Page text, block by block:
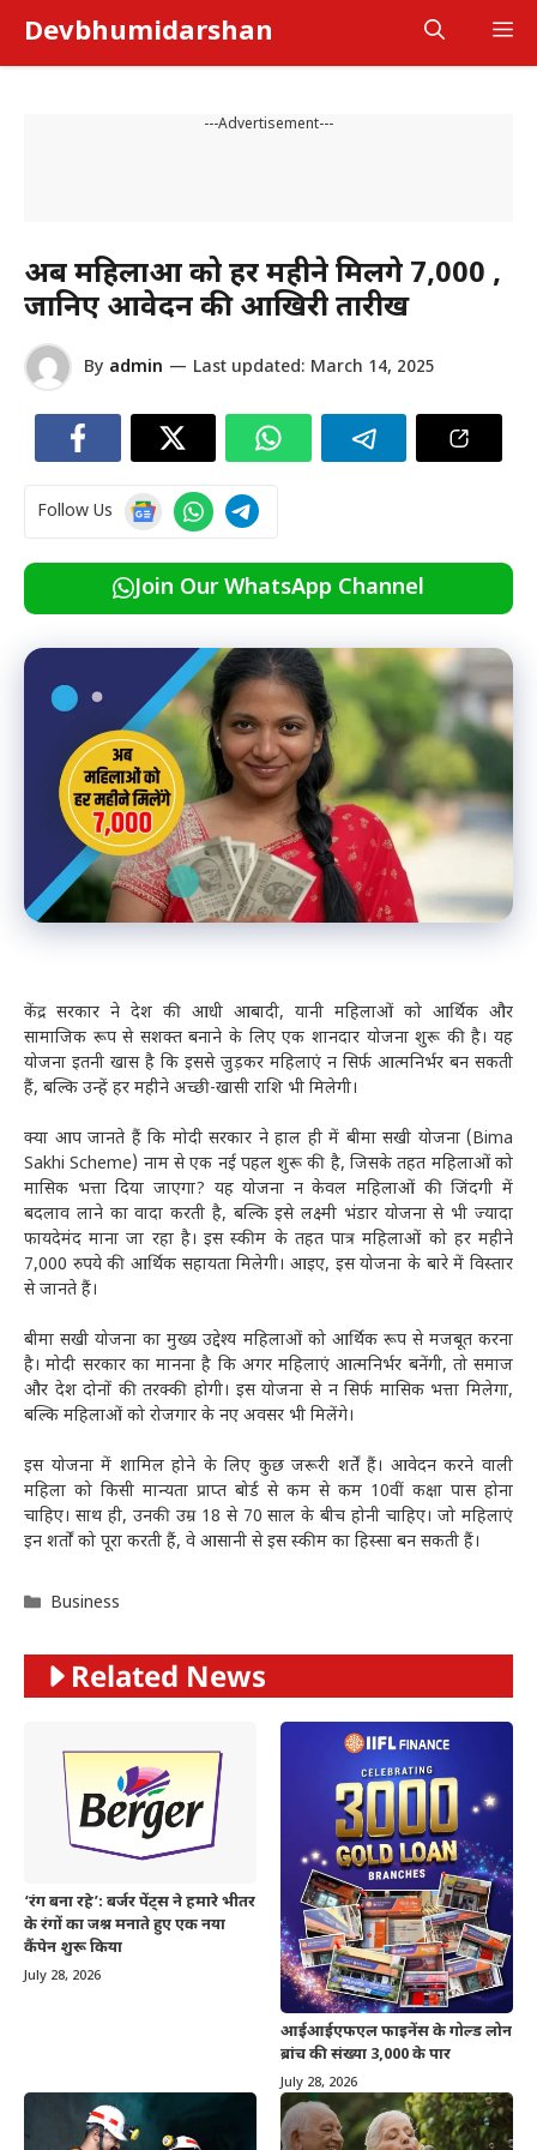
content
Devbhumidarshan
---Advertisement---
अब महिलाओं को हर महीने मिलेंगे ₹7,000 ,
जानिए आवेदन की आखिरी तारीख
By admin — Last updated: March 14, 2025
Follow Us
Join Our WhatsApp Channel
केंद्र सरकार ने देश की आधी आबादी, यानी महिलाओं को आर्थिक और
सामाजिक रूप से सशक्त बनाने के लिए एक शानदार योजना शुरू की है। यह
योजना इतनी खास है कि इससे जुड़कर महिलाएं न सिर्फ आत्मनिर्भर बन सकती
हैं, बल्कि उन्हें हर महीने अच्छी-खासी राशि भी मिलेगी।
क्या आप जानते हैं कि मोदी सरकार ने हाल ही में बीमा सखी योजना (Bima
Sakhi Scheme) नाम से एक नई पहल शुरू की है, जिसके तहत महिलाओं को
मासिक भत्ता दिया जाएगा? यह योजना न केवल महिलाओं की जिंदगी में
बदलाव लाने का वादा करती है, बल्कि इसे लक्ष्मी भंडार योजना से भी ज्यादा
फायदेमंद माना जा रहा है। इस स्कीम के तहत पात्र महिलाओं को हर महीने
7,000 रुपये की आर्थिक सहायता मिलेगी। आइए, इस योजना के बारे में विस्तार
से जानते हैं।
बीमा सखी योजना का मुख्य उद्देश्य महिलाओं को आर्थिक रूप से मजबूत करना
है। मोदी सरकार का मानना है कि अगर महिलाएं आत्मनिर्भर बनेंगी, तो समाज
और देश दोनों की तरक्की होगी। इस योजना से न सिर्फ मासिक भत्ता मिलेगा,
बल्कि महिलाओं को रोजगार के नए अवसर भी मिलेंगे।
इस योजना में शामिल होने के लिए कुछ जरूरी शर्तें हैं। आवेदन करने वाली
महिला को किसी मान्यता प्राप्त बोर्ड से कम से कम 10वीं कक्षा पास होना
चाहिए। साथ ही, उनकी उम्र 18 से 70 साल के बीच होनी चाहिए। जो महिलाएं
इन शर्तों को पूरा करती हैं, वे आसानी से इस स्कीम का हिस्सा बन सकती हैं।
Categories
Business
Related News
‘रंग बना रहे’: बर्जर पेंट्स ने हमारे भीतर
के रंगों का जश्न मनाते हुए एक नया
कैंपेन शुरू किया
July 28, 2026
आईआईएफएल फाइनेंस के गोल्ड लोन
ब्रांच की संख्या 3,000 के पार
July 28, 2026